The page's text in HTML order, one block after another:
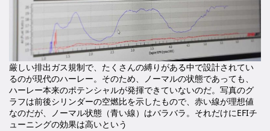
厳しい排出ガス規制で、たくさんの縛りがある中で設計されてい
るのが現代のハーレー。そのため、ノーマルの状態であっても、
ハーレー本来のポテンシャルが発揮できていないのだ。写真のグ
ラフは前後シリンダーの空燃比を示したもので、赤い線が理想値
なのだが、ノーマル状態（青い線）はバラバラ。それだけにEFIチ
ューニングの効果は高いという